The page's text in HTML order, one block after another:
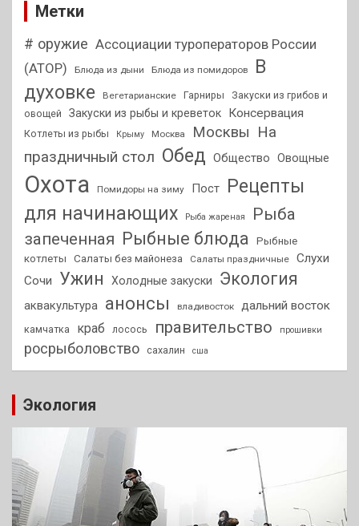
Метки
# оружие Ассоциации туроператоров России
(АТОР)
Блюда из дыни Блюда из помидоров
В
духовке
Вегетарианские Гарниры
Закуски из грибов и
овощей
Закуски из рыбы и креветок Консервация
Котлеты из рыбы Крыму Москва Москвы На
праздничный стол Обед Общество Овощные
Охота Помидоры на зиму Пост
Рецепты
для начинающих
Рыба жареная
Рыба
запеченная Рыбные блюда
Рыбные
котлеты
Салаты без майонеза Салаты праздничные
Слухи
Сочи
Ужин Холодные закуски Экология
аквакультура анонсы владивосток дальний восток
камчатка краб лосось правительство прошивки
росрыболовство сахалин сша
Экология